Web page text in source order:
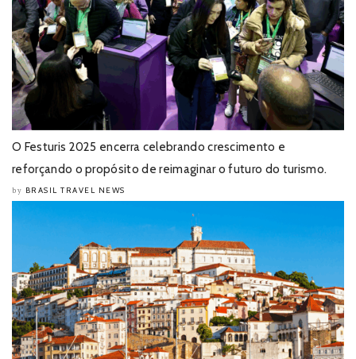
O Festuris 2025 encerra celebrando crescimento e
reforçando o propósito de reimaginar o futuro do turismo.
by BRASIL TRAVEL NEWS